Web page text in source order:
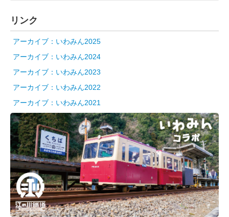
リンク
アーカイブ：いわみん2025
アーカイブ：いわみん2024
アーカイブ：いわみん2023
アーカイブ：いわみん2022
アーカイブ：いわみん2021